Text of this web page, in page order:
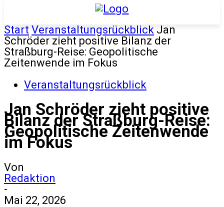
Start Veranstaltungsrückblick Jan
Schröder zieht positive Bilanz der
Straßburg-Reise: Geopolitische
Zeitenwende im Fokus
Veranstaltungsrückblick
Jan Schröder zieht positive
Bilanz der Straßburg-Reise:
Geopolitische Zeitenwende
im Fokus
Von
Redaktion
-
Mai 22, 2026